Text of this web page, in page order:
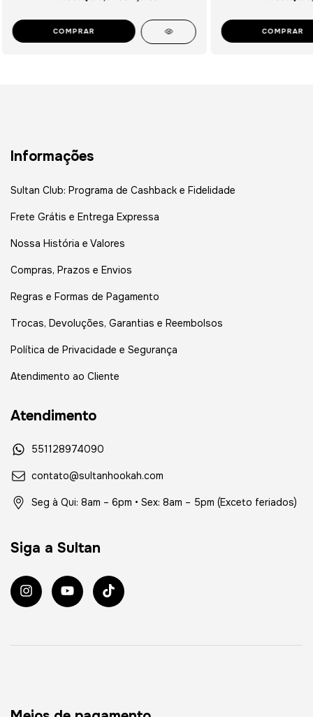
COMPRAR COMPRAR
Informações
Sultan Club: Programa de Cashback e Fidelidade
Frete Grátis e Entrega Expressa
Nossa História e Valores
Compras, Prazos e Envios
Regras e Formas de Pagamento
Trocas, Devoluções, Garantias e Reembolsos
Política de Privacidade e Segurança
Atendimento ao Cliente
Atendimento
551128974090
contato@sultanhookah.com
Seg à Qui: 8am – 6pm • Sex: 8am – 5pm (Exceto feriados)
Siga a Sultan